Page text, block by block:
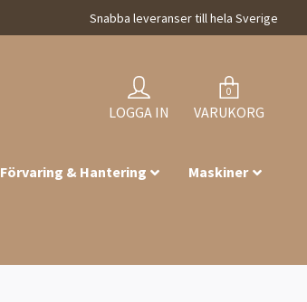
Snabba leveranser till hela Sverige
LOGGA IN
0
VARUKORG
Förvaring & Hantering Maskiner